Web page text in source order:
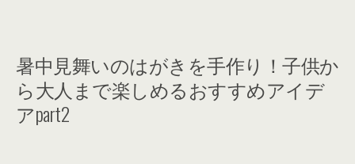
暑中見舞いのはがきを手作り！子供か
ら大人まで楽しめるおすすめアイデ
アpart2